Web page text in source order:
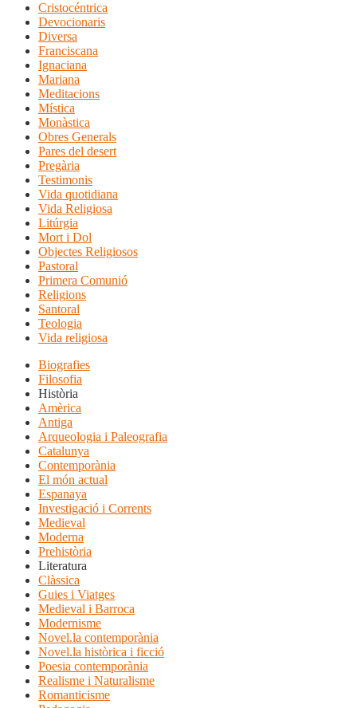
Cristocéntrica
Devocionaris
Diversa
Franciscana
Ignaciana
Mariana
Meditacions
Mística
Monàstica
Obres Generals
Pares del desert
Pregària
Testimonis
Vida quotidiana
Vida Religiosa
Litúrgia
Mort i Dol
Objectes Religiosos
Pastoral
Primera Comunió
Religions
Santoral
Teologia
Vida religiosa
Biografies
Filosofia
Història
Amèrica
Antiga
Arqueologia i Paleografia
Catalunya
Contemporània
El món actual
Espanaya
Investigació i Corrents
Medieval
Moderna
Prehistòria
Literatura
Clàssica
Guies i Viatges
Medieval i Barroca
Modernisme
Novel.la contemporània
Novel.la històrica i ficció
Poesia contemporània
Realisme i Naturalisme
Romanticisme